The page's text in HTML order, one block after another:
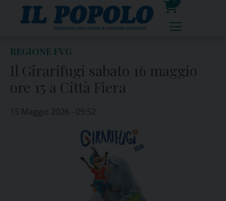
0
prodotti
REGIONE FVG
Il Girarifugi sabato 16 maggio
ore 15 a Città Fiera
15 Maggio 2026 - 09:52